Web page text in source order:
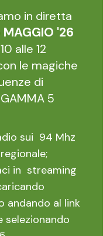
in diretta
MAGGIO '26
alle 12
le magiche
di
5
sui 94 Mhz
in streaming
andando al link
selezionando